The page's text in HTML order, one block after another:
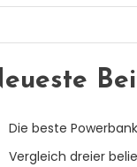
Die beste
Vergleich dreier